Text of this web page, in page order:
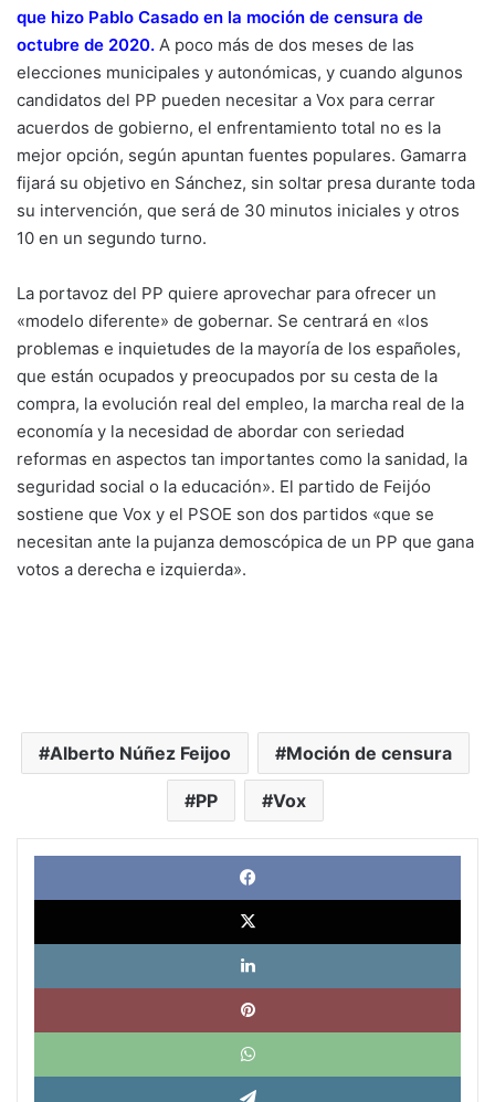
que hizo Pablo Casado en la moción de censura de
octubre de 2020. A poco más de dos meses de las
elecciones municipales y autonómicas, y cuando algunos
candidatos del PP pueden necesitar a Vox para cerrar
acuerdos de gobierno, el enfrentamiento total no es la
mejor opción, según apuntan fuentes populares. Gamarra
fijará su objetivo en Sánchez, sin soltar presa durante toda
su intervención, que será de 30 minutos iniciales y otros
10 en un segundo turno.
La portavoz del PP quiere aprovechar para ofrecer un
«modelo diferente» de gobernar. Se centrará en «los
problemas e inquietudes de la mayoría de los españoles,
que están ocupados y preocupados por su cesta de la
compra, la evolución real del empleo, la marcha real de la
economía y la necesidad de abordar con seriedad
reformas en aspectos tan importantes como la sanidad, la
seguridad social o la educación». El partido de Feijóo
sostiene que Vox y el PSOE son dos partidos «que se
necesitan ante la pujanza demoscópica de un PP que gana
votos a derecha e izquierda».
Alberto Núñez Feijoo Moción de censura
PP Vox
X